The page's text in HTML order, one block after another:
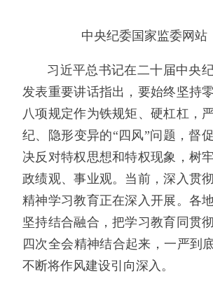
中央纪委国家监委网
习近平总书记在二十届中央
发表重要讲话指出，要始终坚持
八项规定作为铁规矩、硬杠杠，
纪、隐形变异的“四风”问题，督
决反对特权思想和特权现象，树
政绩观、事业观。当前，深入贯
精神学习教育正在深入开展。各
坚持结合融合，把学习教育同贯
四次全会精神结合起来，一严到
不断将作风建设引向深入。